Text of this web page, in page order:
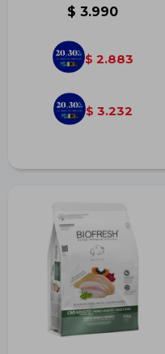
$ 3.990
$ 2.883
$ 3.232